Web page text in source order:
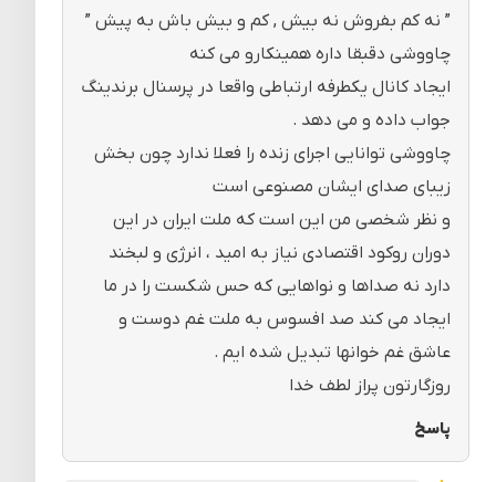
” نه کم بفروش نه بیش , کم و بیش باش به پیش ”
چاووشی دقبقا داره همینکارو می کنه
ایجاد کانال یکطرفه ارتباطی واقعا در پرسنال برندینگ
جواب داده و می دهد .
چاووشی توانایی اجرای زنده را فعلا ندارد چون بخش
زیبای صدای ایشان مصنوعی است
و نظر شخصی من این است که ملت ایران در این
دوران روکود اقتصادی نیاز به امید ، انرژی و لبخند
دارد نه صداها و نواهایی که حس شکست را در ما
ایجاد می کند صد افسوس به ملت غم دوست و
عاشق غم خوانها تبدیل شده ایم .
روزگارتون پراز لطف خدا
پاسخ